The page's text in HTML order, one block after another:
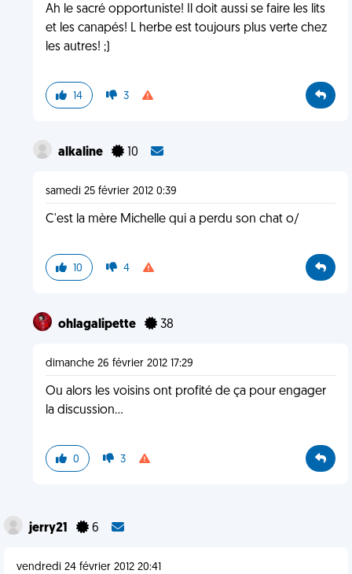
Ah le sacré opportuniste! Il doit aussi se faire les lits
et les canapés! L herbe est toujours plus verte chez
les autres! ;)
14 3
alkaline 10
samedi 25 février 2012 0:39
C'est la mère Michelle qui a perdu son chat o/
10 4
ohlagalipette 38
dimanche 26 février 2012 17:29
Ou alors les voisins ont profité de ça pour engager
la discussion...
0 3
jerry21 6
vendredi 24 février 2012 20:41